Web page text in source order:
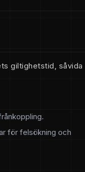
giltighetstid, såvida
för felsökning och